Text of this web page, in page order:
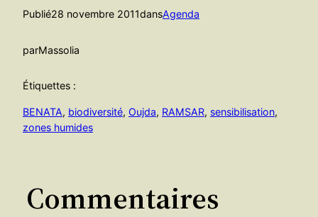
Publié28 novembre 2011dansAgenda
parMassolia
Étiquettes :
BENATA, biodiversité, Oujda, RAMSAR, sensibilisation
zones humides
Commentaires